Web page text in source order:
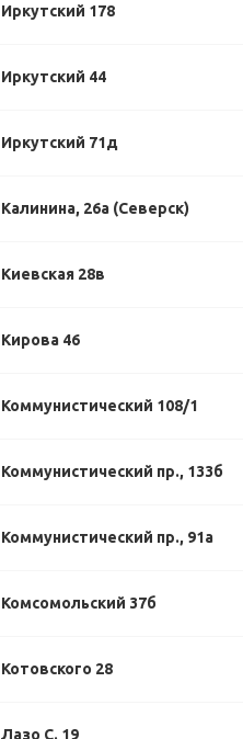
Иркутский 178
Иркутский 44
Иркутский 71д
Калинина, 26а (Северск)
Киевская 28в
Кирова 46
Коммунистический 108/1
Коммунистический пр., 133б
Коммунистический пр., 91а
Комсомольский 37б
Котовского 28
Лазо С. 19